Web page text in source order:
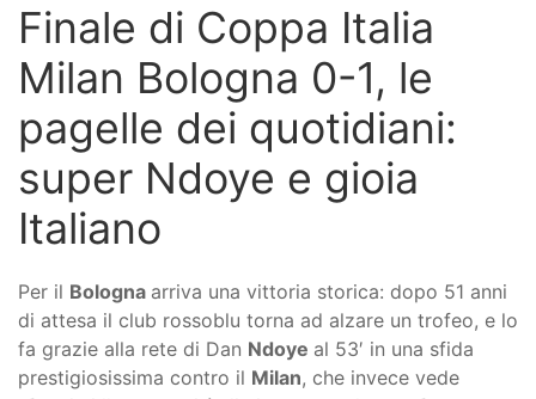
Finale di Coppa Italia
Milan Bologna 0-1, le
pagelle dei quotidiani:
super Ndoye e gioia
Italiano
Per il Bologna arriva una vittoria storica: dopo 51 anni
di attesa il club rossoblu torna ad alzare un trofeo, e lo
fa grazie alla rete di Dan Ndoye al 53′ in una sfida
prestigiosissima contro il Milan, che invece vede